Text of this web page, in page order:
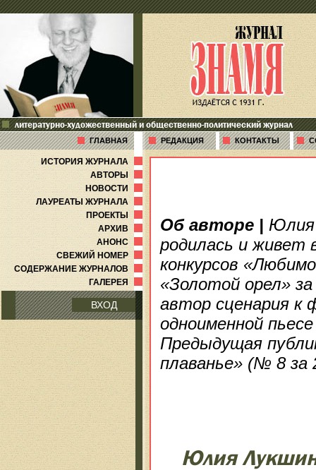
литературно-художественный и общественно-политический журнал
ГЛАВНАЯ РЕДАКЦИЯ КОНТАКТЫ
ИСТОРИЯ ЖУРНАЛА
АВТОРЫ
НОВОСТИ
ЛАУРЕАТЫ ЖУРНАЛА
ПРОЕКТЫ
АРХИВ
АНОНС
СВЕЖИЙ НОМЕР
СОДЕРЖАНИЕ ЖУРНАЛОВ
ГАЛЕРЕЯ
ВХОД
Об авторе | Юлия
родилась и живет
конкурсов
«Золотой орел»
автор сценария к
одноименной
Предыдущая
плаванье» (№ 8 за
Юлия